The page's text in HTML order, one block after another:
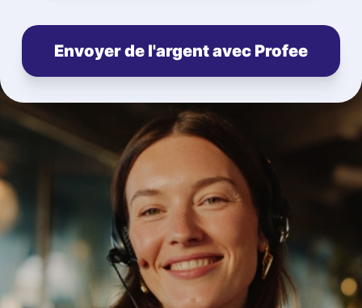
Envoyer de l'argent avec Profee